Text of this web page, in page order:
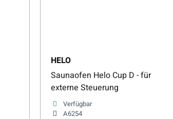
HELO
Saunaofen Helo Cup D - für
externe Steuerung
Verfügbar
A6254